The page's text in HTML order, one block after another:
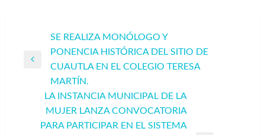
Navegación
de
entradas
Entrada
anterior
SE REALIZA MONÓLOGO Y
PONENCIA HISTÓRICA DEL SITIO DE
CUAUTLA EN EL COLEGIO TERESA
MARTÍN.
LA INSTANCIA MUNICIPAL DE LA
MUJER LANZA CONVOCATORIA
PARA PARTICIPAR EN EL SISTEMA